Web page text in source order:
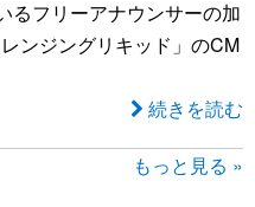
るフリーアナウンサーの加
ンジングリキッド」のCM
続きを読む
もっと見る »